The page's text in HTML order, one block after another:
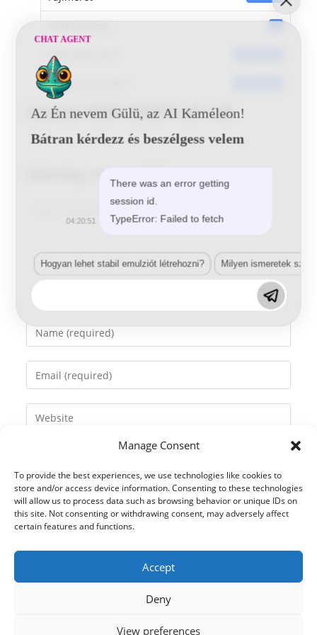
Manage Consent
To provide the best experiences, we use technologies like cookies to
store and/or access device information. Consenting to these technologies
will allow us to process data such as browsing behavior or unique IDs on
this site. Not consenting or withdrawing consent, may adversely affect
certain features and functions.
Accept
Deny
View preferences
Dátumkészítés
Utoljára frissített
Citroen EWP W6575 29 145
Vélemény, hozzászólás?
Enter
your
name
Enter
your
email
address
Enter
your
(optional)
CHAT AGENT
Az Én nevem Gülü, az AI Kaméleon!
Bátran kérdezz és beszélgess velem
There was an error getting
session id.
TypeError: Failed to fetch
04:20:51
Hogyan lehet stabil emulziót létrehozni? Milyen ismeretek